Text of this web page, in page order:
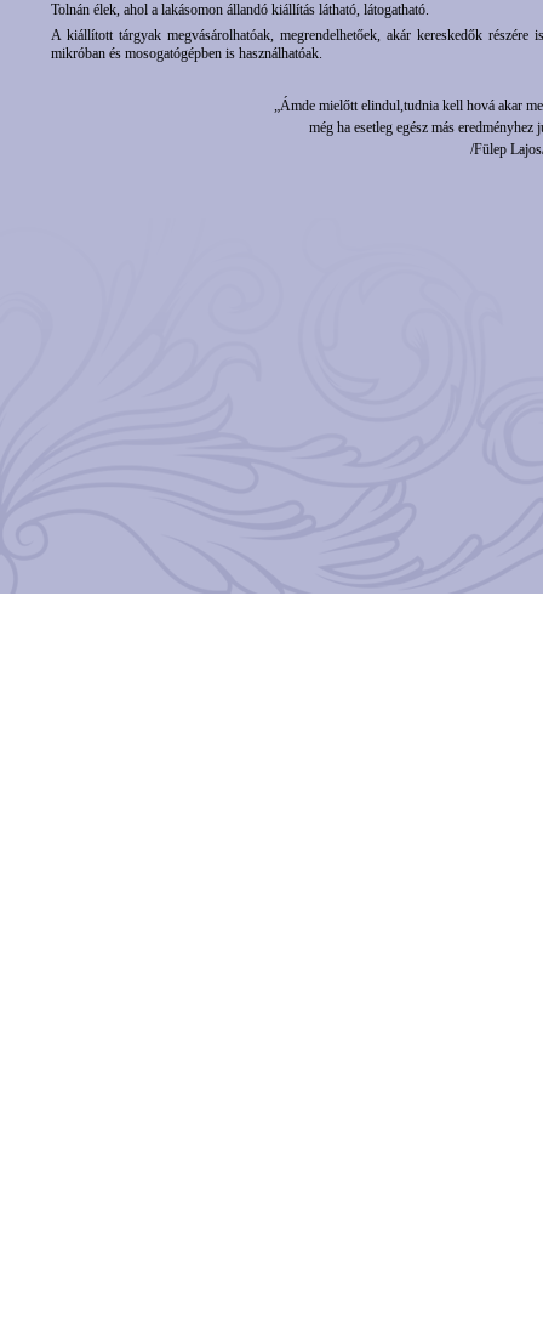
Tolnán élek, ahol a lakásomon állandó kiállítás látható, látogatható.
A kiállított tárgyak megvásárolhatóak, megrendelhetőek, akár kereskedők
mikróban és mosogatógépben is használhatóak.
„Ámde mielőtt elindul,tudnia kell hová akar
még ha esetleg egész más
/Fülep